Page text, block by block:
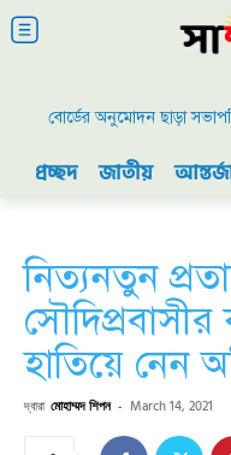
বোর্ডের অনুমোদন ছাড়া
২০০৯ এর
প্রচ্ছদ জাতীয়
নিত্যনতুন
হাতিয়ে নেন
দ্বারা মোহাম্মদ শিপন - March 14, 2021